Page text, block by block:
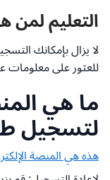
التعليم لمن هم
لا يزال بإمكانك
للعثور على معلومات
ما هي
لتسجيل
هذه هي المنصة